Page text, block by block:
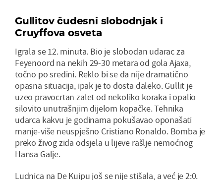
Gullitov čudesni slobodnjak i
Cruyffova osveta
Igrala se 12. minuta. Bio je slobodan udarac za
Feyenoord na nekih 29-30 metara od gola Ajaxa,
točno po sredini. Reklo bi se da nije dramatično
opasna situacija, ipak je to dosta daleko. Gullit je
uzeo pravocrtan zalet od nekoliko koraka i opalio
silovito unutrašnjim dijelom kopačke. Tehnika
udarca kakvu je godinama pokušavao oponašati
manje-više neuspješno Cristiano Ronaldo. Bomba je
preko živog zida odsjela u lijeve rašlje nemoćnog
Hansa Galje.
Ludnica na De Kuipu još se nije stišala, a već je 2:0.